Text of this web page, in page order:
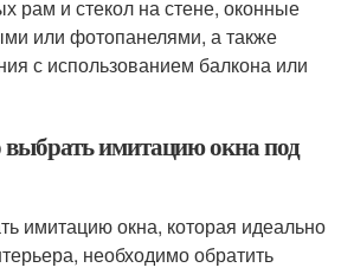
рам и стекол на стене, оконные
или фотопанелями, а также
с использованием балкона или
имитацию окна под
имитацию окна, которая идеально
необходимо обратить